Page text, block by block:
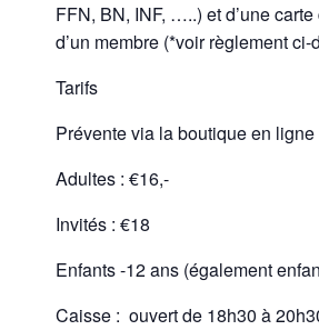
FFN, BN, INF, …..) et d’une
d’un membre (*voir règlement ci-
Tarifs
Prévente via la boutique en ligne
Adultes : €16,-
Invités : €18
Enfants -12 ans (également
Caisse : ouvert de 18h30 à